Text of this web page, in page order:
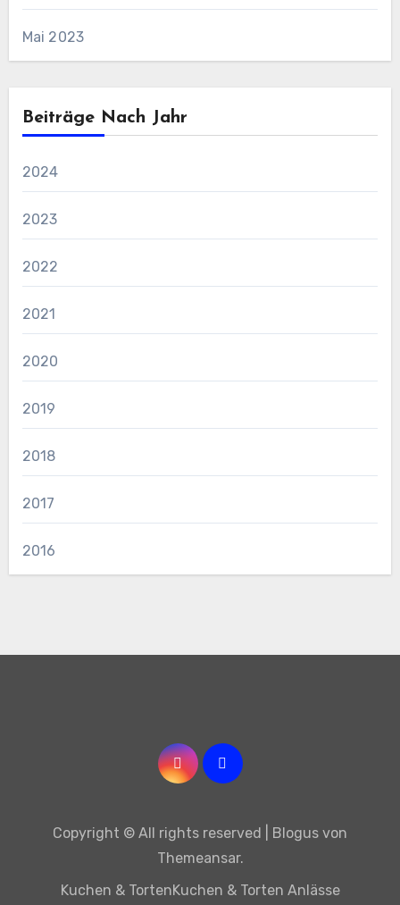
Mai 2023
Beiträge Nach Jahr
2024
2023
2022
2021
2020
2019
2018
2017
2016
Copyright © All rights reserved Blogus von
Themeansar.
Kuchen & TortenKuchen & Torten Anlässe